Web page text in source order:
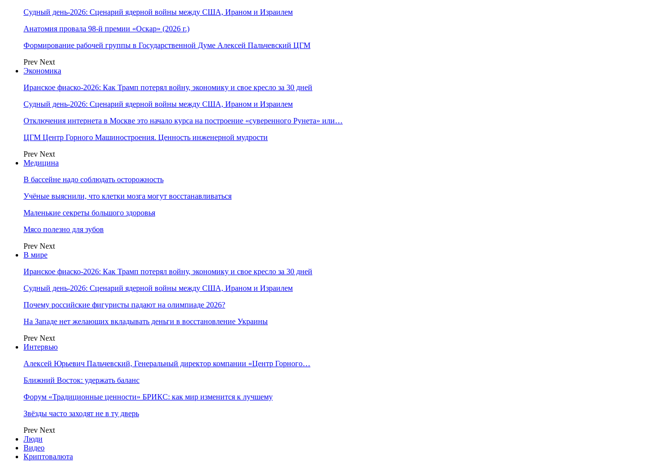
Судный день-2026: Сценарий ядерной войны между США, Ираном и Израилем
Анатомия провала 98-й премии «Оскар» (2026 г.)
Формирование рабочей группы в Государственной Думе Алексей Пальчевский ЦГМ
Prev Next
Экономика
Иранское фиаско-2026: Как Трамп потерял войну, экономику и свое кресло за 30 дней
Судный день-2026: Сценарий ядерной войны между США, Ираном и Израилем
Отключения интернета в Москве это начало курса на построение «суверенного Рунета» или…
ЦГМ Центр Горного Машиностроения. Ценность инженерной мудрости
Prev Next
Медицина
В бассейне надо соблюдать осторожность
Учёные выяснили, что клетки мозга могут восстанавливаться
Маленькие секреты большого здоровья
Мясо полезно для зубов
Prev Next
В мире
Иранское фиаско-2026: Как Трамп потерял войну, экономику и свое кресло за 30 дней
Судный день-2026: Сценарий ядерной войны между США, Ираном и Израилем
Почему российские фигуристы падают на олимпиаде 2026?
На Западе нет желающих вкладывать деньги в восстановление Украины
Prev Next
Интервью
Алексей Юрьевич Пальчевский, Генеральный директор компании «Центр Горного…
Ближний Восток: удержать баланс
Форум «Традиционные ценности» БРИКС: как мир изменится к лучшему
Звёзды часто заходят не в ту дверь
Prev Next
Люди
Видео
Криптовалюта